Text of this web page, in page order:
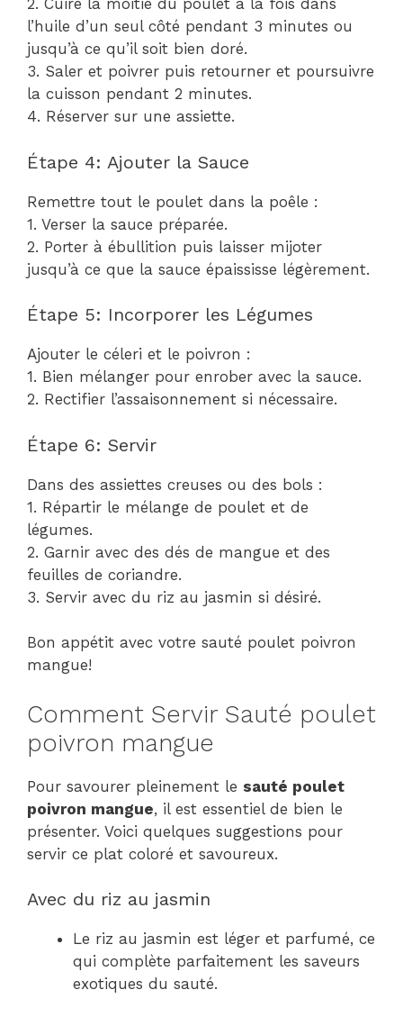
2. Cuire la moitié du poulet à la fois dans
l’huile d’un seul côté pendant 3 minutes ou
jusqu’à ce qu’il soit bien doré.
3. Saler et poivrer puis retourner et poursuivre
la cuisson pendant 2 minutes.
4. Réserver sur une assiette.
Étape 4: Ajouter la Sauce
Remettre tout le poulet dans la poêle :
1. Verser la sauce préparée.
2. Porter à ébullition puis laisser mijoter
jusqu’à ce que la sauce épaississe légèrement.
Étape 5: Incorporer les Légumes
Ajouter le céleri et le poivron :
1. Bien mélanger pour enrober avec la sauce.
2. Rectifier l’assaisonnement si nécessaire.
Étape 6: Servir
Dans des assiettes creuses ou des bols :
1. Répartir le mélange de poulet et de
légumes.
2. Garnir avec des dés de mangue et des
feuilles de coriandre.
3. Servir avec du riz au jasmin si désiré.
Bon appétit avec votre sauté poulet poivron
mangue!
Comment Servir Sauté poulet
poivron mangue
Pour savourer pleinement le sauté poulet
poivron mangue, il est essentiel de bien le
présenter. Voici quelques suggestions pour
servir ce plat coloré et savoureux.
Avec du riz au jasmin
Le riz au jasmin est léger et parfumé, ce
qui complète parfaitement les saveurs
exotiques du sauté.